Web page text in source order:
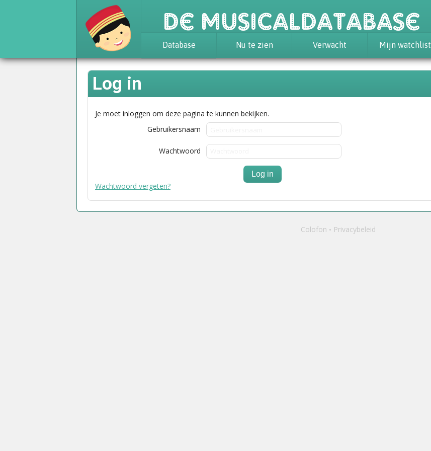
De Musicaldatabase
Database
Achtergrond
Statistieken
Nu te zien Verwacht Mijn watchlist
Log in
Je moet inloggen om deze pagina te kunnen bekijken.
Gebruikersnaam
Wachtwoord
Log in
Wachtwoord vergeten?
Colofon Privacybeleid